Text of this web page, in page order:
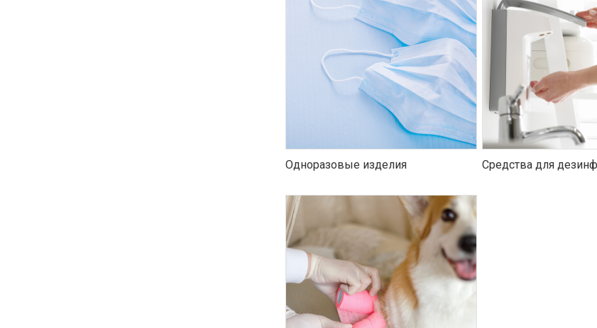
Одноразовые изделия Средства для